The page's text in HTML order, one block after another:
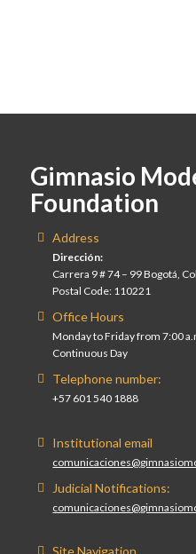
Gimnasio
Foundation
Address
Dirección:
Carrera 9 # 74 – 99 Bogotá,
Postal Code: 110221
Office Hours
Monday to Friday from 7:00
Continuous Day
Telephone number:
+57 601 540 1888
Institutional email
Judicial Notifications:
Site Navigation